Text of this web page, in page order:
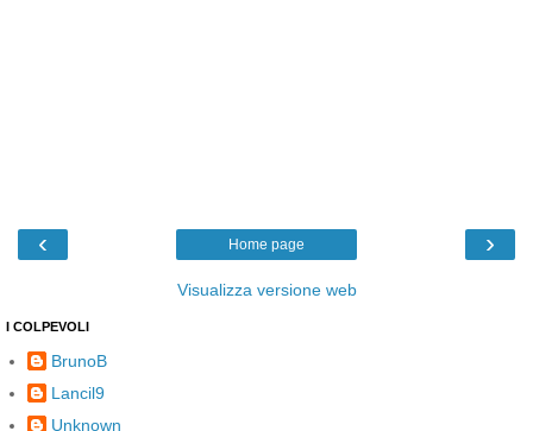
‹ ›
Home page
Visualizza versione web
I COLPEVOLI
BrunoB
Lancil9
Unknown